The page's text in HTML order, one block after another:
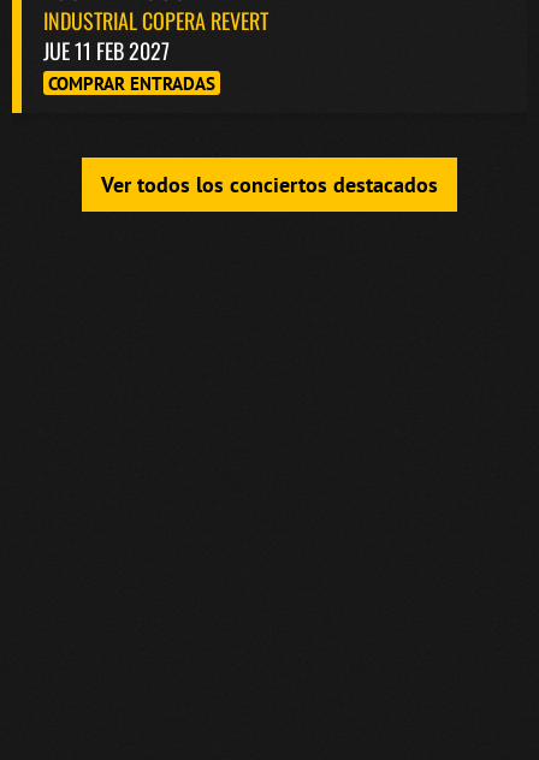
INDUSTRIAL COPERA REVERT
JUE 11 FEB 2027
COMPRAR ENTRADAS
Ver todos los conciertos destacados